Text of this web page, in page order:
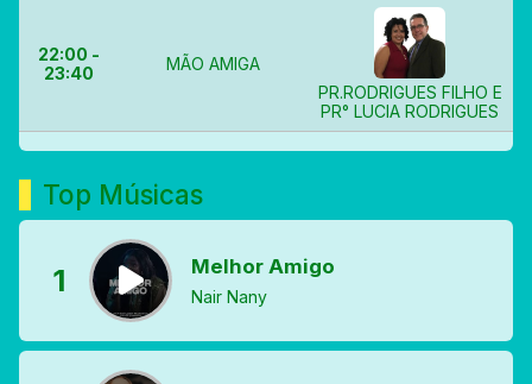
22:00 -
23:40
MÃO AMIGA
PR.RODRIGUES FILHO E
PR° LUCIA RODRIGUES
Top Músicas
1 Melhor Amigo
Nair Nany